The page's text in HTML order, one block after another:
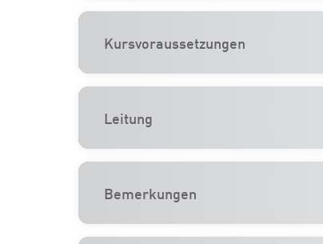
Kursvoraussetzungen
Leitung
Bemerkungen